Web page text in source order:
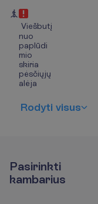
Viešbutį
nuo
paplūdi
mio
skiria
pėsčiųjų
alėja
Rodyti visus
Pasirinkti
kambarius